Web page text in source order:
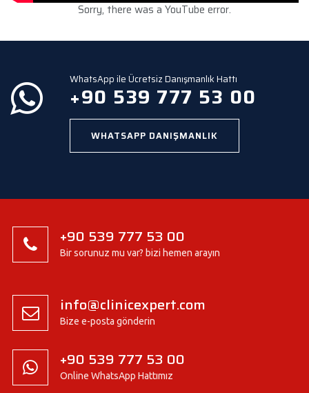
Sorry, there was a YouTube error.
WhatsApp ile Ücretsiz Danışmanlık Hattı
+90 539 777 53 00
WHATSAPP DANIŞMANLIK
+90 539 777 53 00
Bir sorunuz mu var? bizi hemen arayın
info@clinicexpert.com
Bize e-posta gönderin
+90 539 777 53 00
Online WhatsApp Hattımız